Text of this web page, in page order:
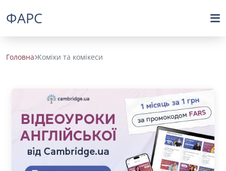
ФАРС
Головна Коміки та комікеси